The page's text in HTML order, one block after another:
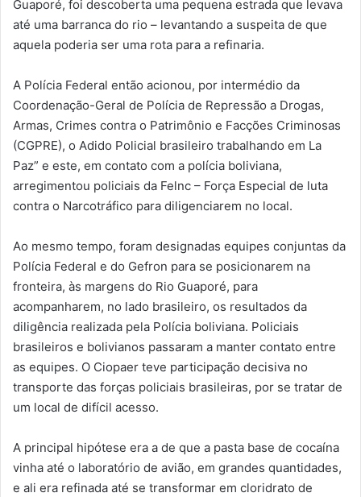
Guaporé, foi descoberta uma pequena estrada que levava
até uma barranca do rio – levantando a suspeita de que
aquela poderia ser uma rota para a refinaria.
A Polícia Federal então acionou, por intermédio da
Coordenação-Geral de Polícia de Repressão a Drogas,
Armas, Crimes contra o Patrimônio e Facções Criminosas
(CGPRE), o Adido Policial brasileiro trabalhando em La
Paz” e este, em contato com a polícia boliviana,
arregimentou policiais da Felnc – Força Especial de luta
contra o Narcotráfico para diligenciarem no local.
Ao mesmo tempo, foram designadas equipes conjuntas da
Polícia Federal e do Gefron para se posicionarem na
fronteira, às margens do Rio Guaporé, para
acompanharem, no lado brasileiro, os resultados da
diligência realizada pela Polícia boliviana. Policiais
brasileiros e bolivianos passaram a manter contato entre
as equipes. O Ciopaer teve participação decisiva no
transporte das forças policiais brasileiras, por se tratar de
um local de difícil acesso.
A principal hipótese era a de que a pasta base de cocaína
vinha até o laboratório de avião, em grandes quantidades,
e ali era refinada até se transformar em cloridrato de